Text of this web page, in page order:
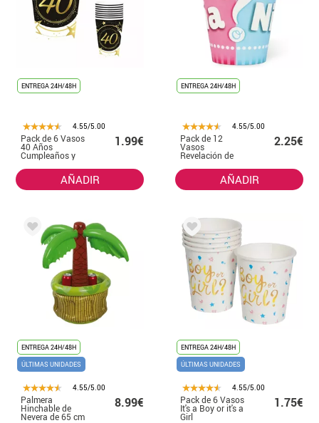
ENTREGA 24H/48H
4.55/5.00
Pack de 6 Vasos
40 Años
Cumpleaños y
Aniversarios 240
ml (90 cm)
1.99€
AÑADIR
ENTREGA 24H/48H
4.55/5.00
Pack de 12
Vasos
Revelación de
18 cm
2.25€
AÑADIR
ENTREGA 24H/48H
ÚLTIMAS UNIDADES
4.55/5.00
Palmera
Hinchable de
Nevera de 65 cm
8.99€
ENTREGA 24H/48H
ÚLTIMAS UNIDADES
4.55/5.00
Pack de 6 Vasos
It's a Boy or it's a
Girl
1.75€